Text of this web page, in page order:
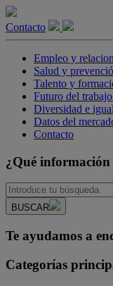
Contacto
Empleo y
Salud y
Talento y
Futuro del
Diversidad e
Datos del
Contacto
¿Qué información
BUSCAR
Te ayudamos a
Categorías